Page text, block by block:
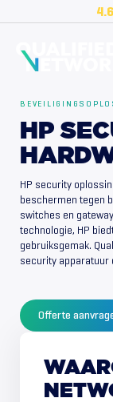
to
4.6
HP
HP security
beschermen tegen
switches en
technologie, HP
gebruiksgemak.
security apparatuur
Offerte